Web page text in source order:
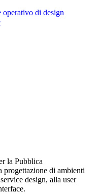
operativo di design
la Pubblica
progettazione di ambienti
design, alla user